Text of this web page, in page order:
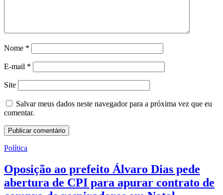
Nome *
E-mail *
Site
Salvar meus dados neste navegador para a próxima vez que eu
comentar.
Política
Oposição ao prefeito Álvaro Dias pede
abertura de CPI para apurar contrato de